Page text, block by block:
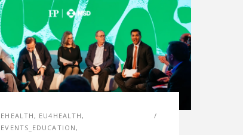
EHEALTH, EU4HEALTH,
EVENTS_EDUCATION,